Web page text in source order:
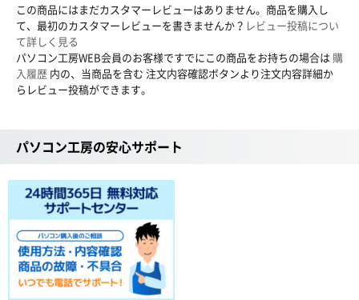
この商品にはまだカスタマーレビューはありません。商品を購入し
て、最初のカスタマーレビューを書きませんか？ レビュー投稿につい
て詳しく見る
パソコン工房WEB会員のお客様ですでにこの商品をお持ちの場合は 購
入履歴 内の、当商品を含む 注文内容確認ボタンより注文内容詳細か
らレビュー投稿ができます。
パソコン工房の安心サポート